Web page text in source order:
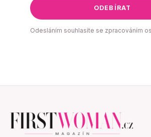
ODEBÍRAT
Odesláním souhlasíte se zpracováním